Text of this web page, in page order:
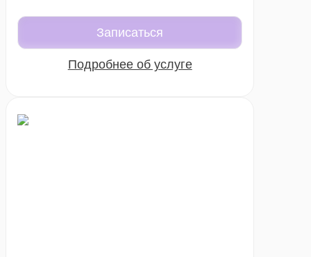
Записаться
Подробнее об услуге